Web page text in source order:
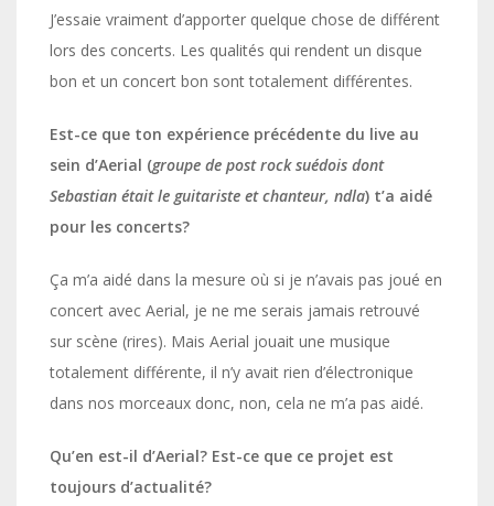
J’essaie vraiment d’apporter quelque chose de différent
lors des concerts. Les qualités qui rendent un disque
bon et un concert bon sont totalement différentes.
Est-ce que ton expérience précédente du live au
sein d’Aerial (groupe de post rock suédois dont
Sebastian était le guitariste et chanteur, ndla) t’a aidé
pour les concerts?
Ça m’a aidé dans la mesure où si je n’avais pas joué en
concert avec Aerial, je ne me serais jamais retrouvé
sur scène (rires). Mais Aerial jouait une musique
totalement différente, il n’y avait rien d’électronique
dans nos morceaux donc, non, cela ne m’a pas aidé.
Qu’en est-il d’Aerial? Est-ce que ce projet est
toujours d’actualité?